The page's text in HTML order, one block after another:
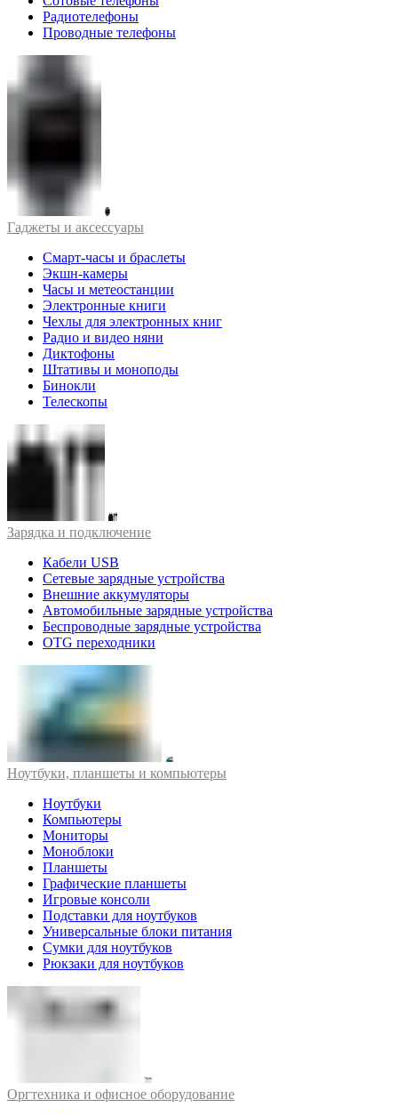
Радиотелефоны
Проводные телефоны
Гаджеты и аксессуары
Смарт-часы и браслеты
Экшн-камеры
Часы и метеостанции
Электронные книги
Чехлы для электронных книг
Радио и видео няни
Диктофоны
Штативы и моноподы
Бинокли
Телескопы
Зарядка и подключение
Кабели USB
Сетевые зарядные устройства
Внешние аккумуляторы
Автомобильные зарядные устройства
Беспроводные зарядные устройства
OTG переходники
Ноутбуки, планшеты и компьютеры
Ноутбуки
Компьютеры
Мониторы
Моноблоки
Планшеты
Графические планшеты
Игровые консоли
Подставки для ноутбуков
Универсальные блоки питания
Сумки для ноутбуков
Рюкзаки для ноутбуков
Оргтехника и офисное оборудование